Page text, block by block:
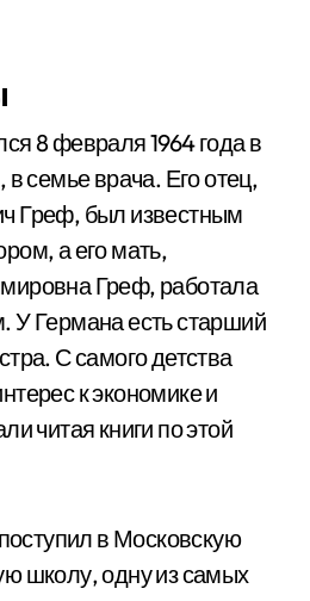
8 февраля 1964 года в
семье врача. Его отец,
Греф, был известным
а его мать,
Греф, работала
У Германа есть старший
С самого детства
к экономике и
читая книги по этой
в Московскую
школу, одну из самых